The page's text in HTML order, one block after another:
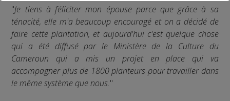
"Je tiens à féliciter mon épouse parce que grâce à sa
ténacité, elle m'a beaucoup encouragé et on a décidé de
faire cette plantation, et aujourd'hui c'est quelque chose
qui a été diffusé par le Ministère de la Culture du
Cameroun qui a mis un projet en place qui va
accompagner plus de 1800 planteurs pour travailler dans
le même système que nous."